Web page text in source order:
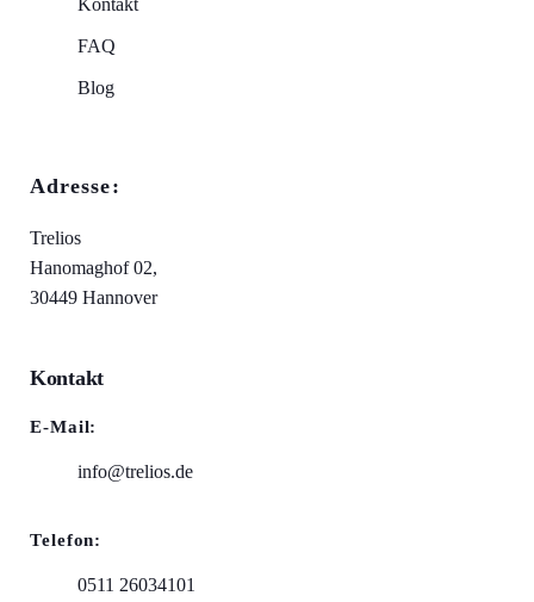
FAQ
Blog
Adresse:
Trelios
Hanomaghof 02,
30449 Hannover
Kontakt
E-Mail:
info@trelios.de
Telefon:
0511 26034101